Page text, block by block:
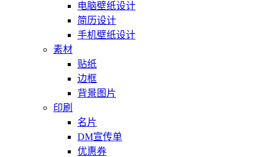
电脑壁纸设计
简历设计
手机壁纸设计
素材
贴纸
边框
背景图片
印刷
名片
DM宣传单
优惠券